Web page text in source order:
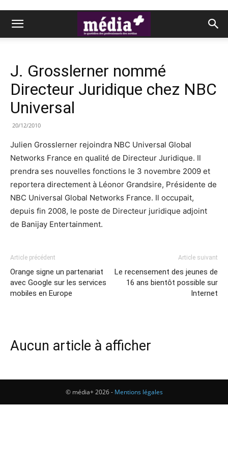
J. Grosslerner nommé
Directeur Juridique chez NBC
Universal
20/12/2010
Julien Grosslerner rejoindra NBC Universal Global
Networks France en qualité de Directeur Juridique. Il
prendra ses nouvelles fonctions le 3 novembre 2009 et
reportera directement à Léonor Grandsire, Présidente de
NBC Universal Global Networks France. Il occupait,
depuis fin 2008, le poste de Directeur juridique adjoint
de Banijay Entertainment.
Article précédent
Orange signe un partenariat
avec Google sur les services
mobiles en Europe
Article suivant
Le recensement des jeunes de
16 ans bientôt possible sur
Internet
Aucun article à afficher
© média+ 2026 - Mentions légales